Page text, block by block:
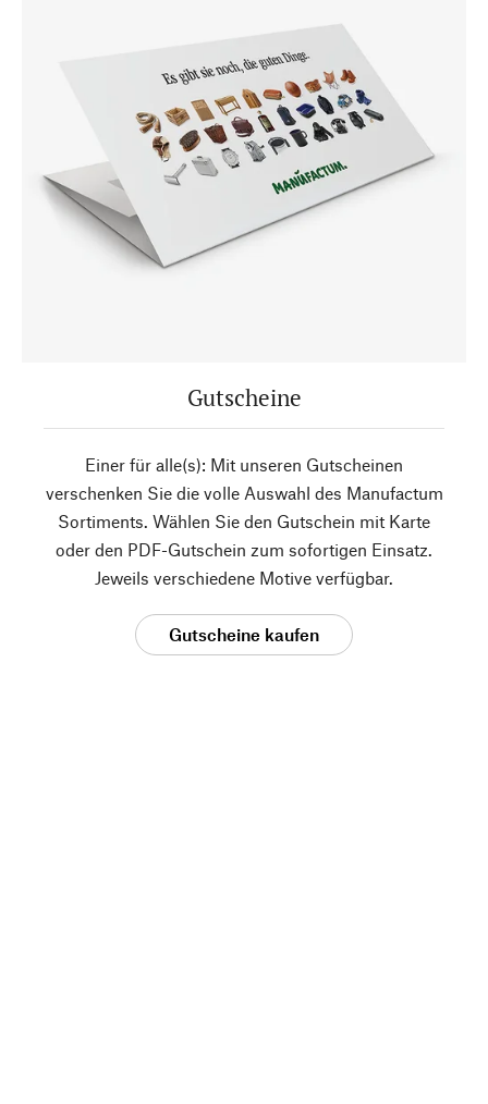
Gutscheine
Einer für alle(s): Mit unseren Gutscheinen
verschenken Sie die volle Auswahl des Manufactum
Sortiments. Wählen Sie den Gutschein mit Karte
oder den PDF-Gutschein zum sofortigen Einsatz.
Jeweils verschiedene Motive verfügbar.
Gutscheine kaufen